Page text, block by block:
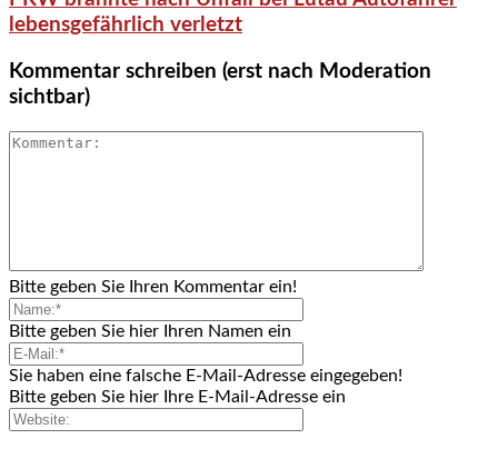
lebensgefährlich verletzt
Kommentar schreiben (erst nach Moderation
sichtbar)
Bitte geben Sie Ihren Kommentar ein!
Bitte geben Sie hier Ihren Namen ein
Sie haben eine falsche E-Mail-Adresse eingegeben!
Bitte geben Sie hier Ihre E-Mail-Adresse ein